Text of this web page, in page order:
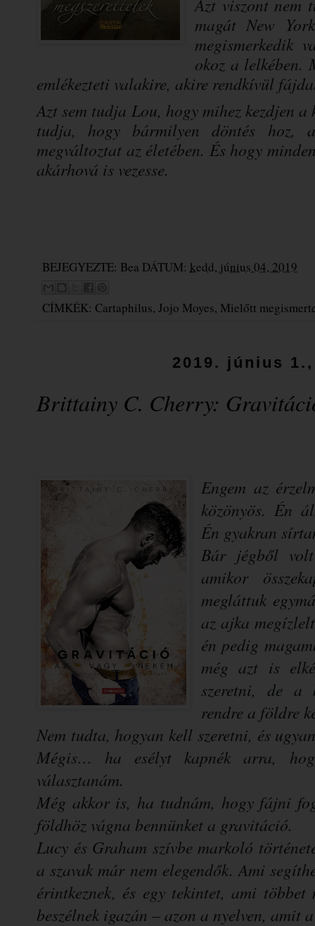
Azt viszont nem
magát New
megismerkedik
okoz a lelkében.
emlékezteti valakire, akire rendkívül
Azt sem tudja Lou, hogy mihez kezdjen
tudja, hogy bármilyen döntés hoz,
megváltoztat az életében. És hogy
akárhová is vezesse.
BEJEGYEZTE: Bea DÁTUM: kedd, június 04, 2019
CÍMKÉK: Cartaphilus, Jojo Moyes, Mielőtt
2019. június
Brittainy C. Cherry:
Engem ​az
közönyös. Én
Én gyakran
Bár jégből
amikor
megláttuk
az ajka
én pedig
még azt is
szeretni, de a
rendre a földre
Nem tudta, hogyan kell szeretni, és
Mégis… ha esélyt kapnék arra,
választanám.
Még akkor is, ha tudnám, hogy fájni
földhöz vágna bennünket a gravitáció.
Lucy és Graham szívbe markoló
a szavak már nem elegendők. Ami
érintkeznek, és egy tekintet, ami
beszélnek igazán – azon a nyelven, amit